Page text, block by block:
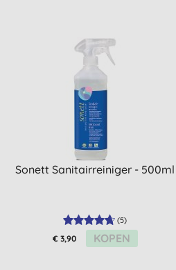
Sonett Sanitairreiniger - 500ml
(5)
€ 3,90 KOPEN